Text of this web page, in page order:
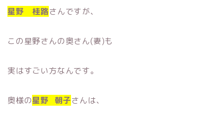
星野 桂路さんですが、
この星野さんの奥さん(妻)も
実はすごい方なんです。
奥様の星野 朝子さんは、